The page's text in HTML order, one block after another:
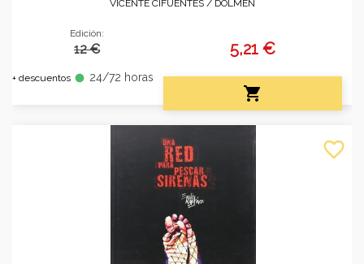
VICENTE CIFUENTES / DOLMEN
Edición:
12 €
+ descuentos fiber_manual_record 24/72 horas
5,21 €

favorite_border